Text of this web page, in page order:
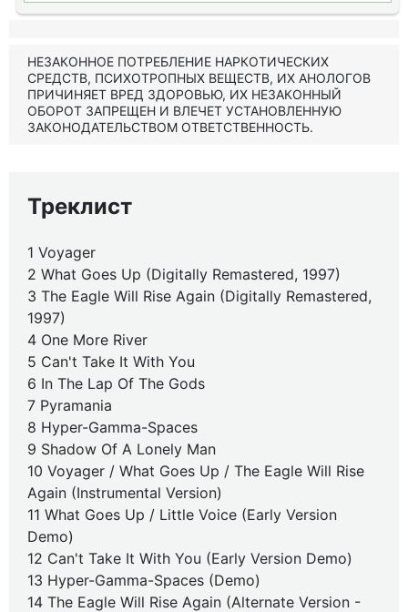
НЕЗАКОННОЕ ПОТРЕБЛЕНИЕ НАРКОТИЧЕСКИХ
СРЕДСТВ, ПСИХОТРОПНЫХ ВЕЩЕСТВ, ИХ АНОЛОГОВ
ПРИЧИНЯЕТ ВРЕД ЗДОРОВЬЮ, ИХ НЕЗАКОННЫЙ
ОБОРОТ ЗАПРЕЩЕН И ВЛЕЧЕТ УСТАНОВЛЕННУЮ
ЗАКОНОДАТЕЛЬСТВОМ ОТВЕТСТВЕННОСТЬ.
Треклист
1 Voyager
2 What Goes Up (Digitally Remastered, 1997)
3 The Eagle Will Rise Again (Digitally Remastered,
1997)
4 One More River
5 Can't Take It With You
6 In The Lap Of The Gods
7 Pyramania
8 Hyper-Gamma-Spaces
9 Shadow Of A Lonely Man
10 Voyager / What Goes Up / The Eagle Will Rise
Again (Instrumental Version)
11 What Goes Up / Little Voice (Early Version
Demo)
12 Can't Take It With You (Early Version Demo)
13 Hyper-Gamma-Spaces (Demo)
14 The Eagle Will Rise Again (Alternate Version -